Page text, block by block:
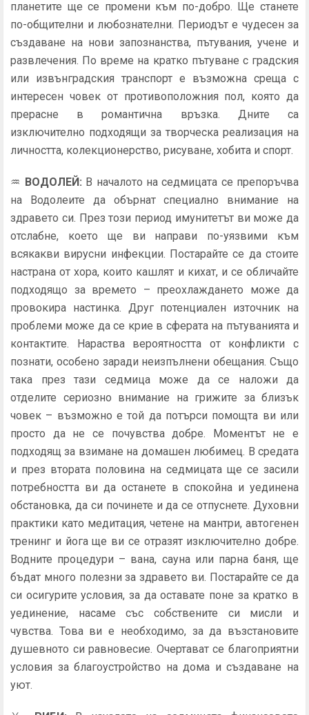
планетите ще се промени към по-добро. Ще станете
по-общителни и любознателни. Периодът е чудесен за
създаване на нови запознанства, пътувания, учене и
развлечения. По време на кратко пътуване с градския
или извънградския транспорт е възможна среща с
интересен човек от противоположния пол, която да
прерасне в романтична връзка. Дните са
изключително подходящи за творческа реализация на
личността, колекционерство, рисуване, хобита и спорт.
♒ ВОДОЛЕЙ: В началото на седмицата се препоръчва
на Водолеите да обърнат специално внимание на
здравето си. През този период имунитетът ви може да
отслабне, което ще ви направи по-уязвими към
всякакви вирусни инфекции. Постарайте се да стоите
настрана от хора, които кашлят и кихат, и се обличайте
подходящо за времето – преохлаждането може да
провокира настинка. Друг потенциален източник на
проблеми може да се крие в сферата на пътуванията и
контактите. Нараства вероятността от конфликти с
познати, особено заради неизпълнени обещания. Също
така през тази седмица може да се наложи да
отделите сериозно внимание на грижите за близък
човек – възможно е той да потърси помощта ви или
просто да не се почувства добре. Моментът не е
подходящ за взимане на домашен любимец. В средата
и през втората половина на седмицата ще се засили
потребността ви да останете в спокойна и уединена
обстановка, да си починете и да се отпуснете. Духовни
практики като медитация, четене на мантри, автогенен
тренинг и йога ще ви се отразят изключително добре.
Водните процедури – вана, сауна или парна баня, ще
бъдат много полезни за здравето ви. Постарайте се да
си осигурите условия, за да оставате поне за кратко в
уединение, насаме със собствените си мисли и
чувства. Това ви е необходимо, за да възстановите
душевното си равновесие. Очертават се благоприятни
условия за благоустройство на дома и създаване на
уют.